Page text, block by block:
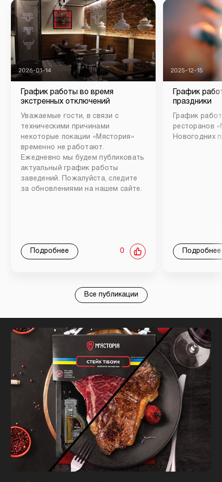
2026-01-14
График работы во время
экстренных отключений
Уважаемые гости, в связи с
техническими причинами
некоторые локации «Мястория»
временно не работают.
Ежедневно мы будем публиковать
актуальный график работы
заведений. Пожалуйста, следите
за обновлениями на нашем сайте.
Подробнее 0
2025-12-15
График
праздники
График
ресторанов
Новогодних
Подробнее
Все публикации